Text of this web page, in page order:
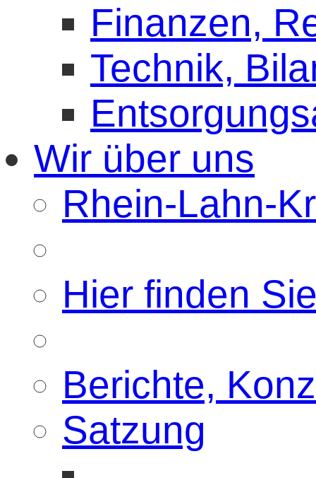
Finanzen,
Technik,
Wir über uns
Rhein-Lahn-
Hier finden
Berichte,
Satzung